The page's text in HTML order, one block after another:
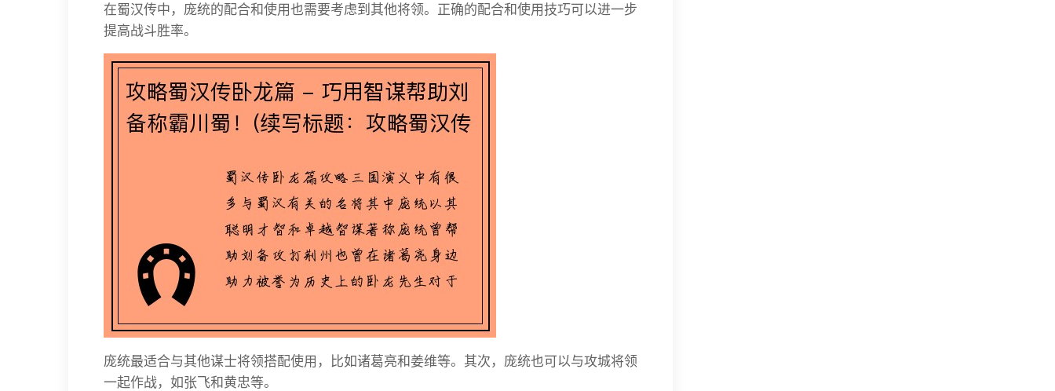
在蜀汉传中，庞统的配合和使用也需要考虑到其他将领。正确的配合和使用技巧可以进一步
提高战斗胜率。
庞统最适合与其他谋士将领搭配使用，比如诸葛亮和姜维等。其次，庞统也可以与攻城将领
一起作战，如张飞和黄忠等。